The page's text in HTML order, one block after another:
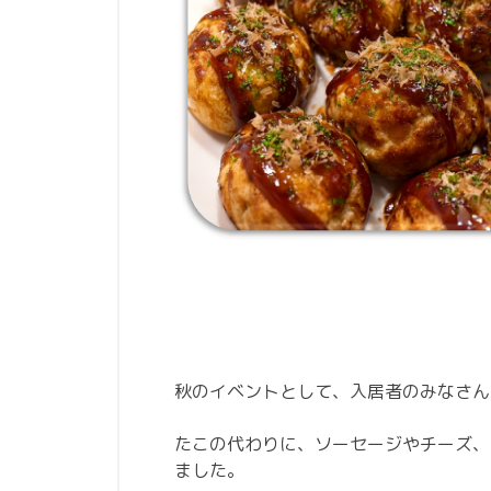
秋のイベントとして、入居者のみなさ
たこの代わりに、ソーセージやチーズ
ました。